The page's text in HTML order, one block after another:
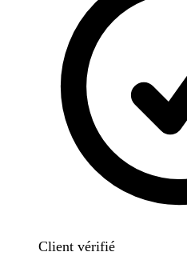
Client vérifié